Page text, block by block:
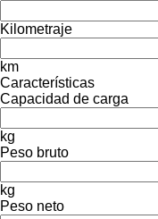
Kilometraje
km
Características
Capacidad de carga
kg
Peso bruto
kg
Peso neto